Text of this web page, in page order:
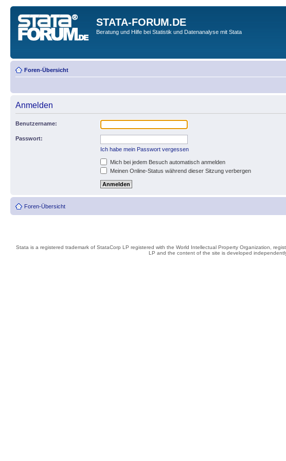
STATA-FORUM.DE
Beratung und Hilfe bei Statistik und Datenanalyse mit Stata
Foren-Übersicht
Anmelden
Benutzername:
Passwort:
Ich habe mein Passwort vergessen
Mich bei jedem Besuch automatisch anmelden
Meinen Online-Status während dieser Sitzung verbergen
Foren-Übersicht
Stata is a registered trademark of StataCorp LP registered with the World Intellectual Property Organization,
LP and the content of the site is developed